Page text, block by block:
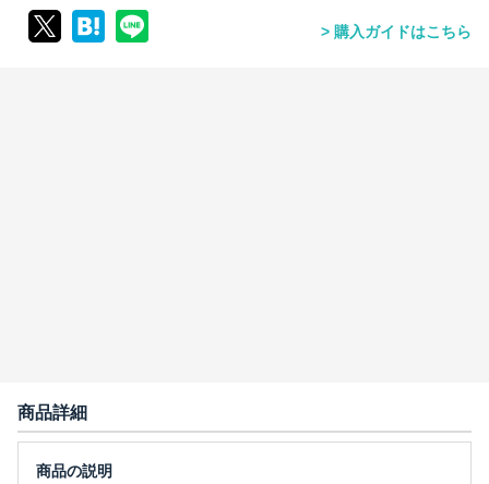
購入ガイドはこちら
商品詳細